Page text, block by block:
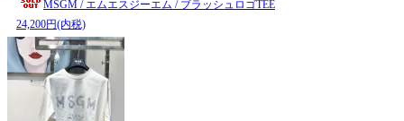
MSGM / エムエスジーエム / ブラッシュロゴTEE
24,200円(内税)